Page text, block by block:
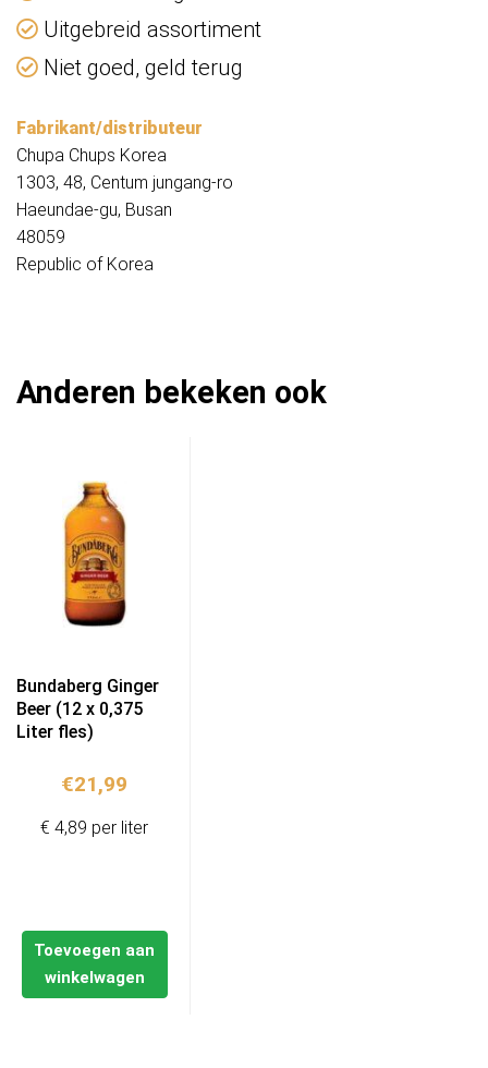
Uitgebreid assortiment
Niet goed, geld terug
Fabrikant/distributeur
Chupa Chups Korea
1303, 48, Centum jungang-ro
Haeundae-gu, Busan
48059
Republic of Korea
Anderen bekeken ook
Bundaberg Ginger
Beer (12 x 0,375
Liter fles)
€21,99
Toevoegen aan
winkelwagen
€ 4,89 per liter